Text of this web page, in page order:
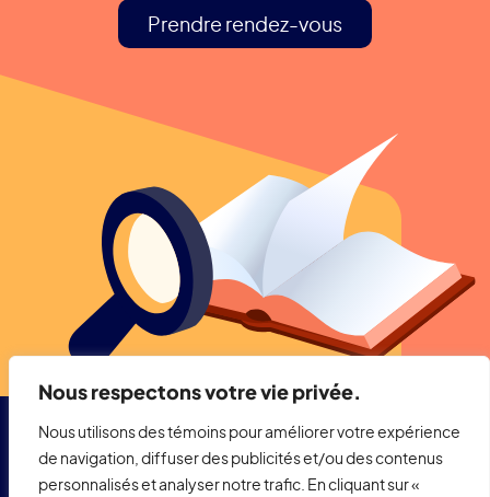
Nous respectons votre vie privée.
Nous utilisons des témoins pour améliorer votre expérience
de navigation, diffuser des publicités et/ou des contenus
personnalisés et analyser notre trafic. En cliquant sur «
Prendre rendez-vous